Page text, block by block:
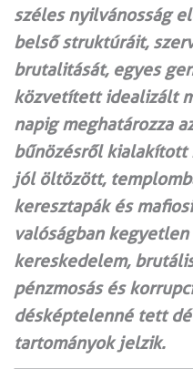
széles nyilvánosság
belső struktúráit,
brutalitását, egyes
közvetített idealizált
napig meghatározza
bűnözésről kialakított
jól öltözött,
keresztapák és
valóságban
kereskedelem,
pénzmosás és
désképtelenné tett
tartományok jelzik.